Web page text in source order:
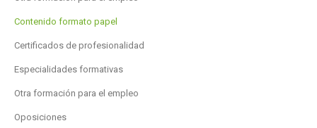
Contenido formato papel
Certificados de profesionalidad
Especialidades formativas
Otra formación para el empleo
Oposiciones